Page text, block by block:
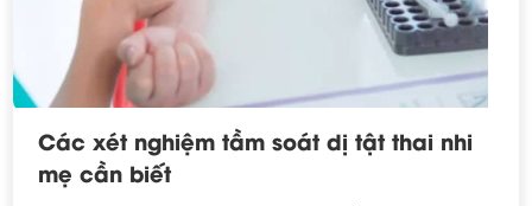
Các xét nghiệm tầm soát dị tật thai nhi
mẹ cần biết